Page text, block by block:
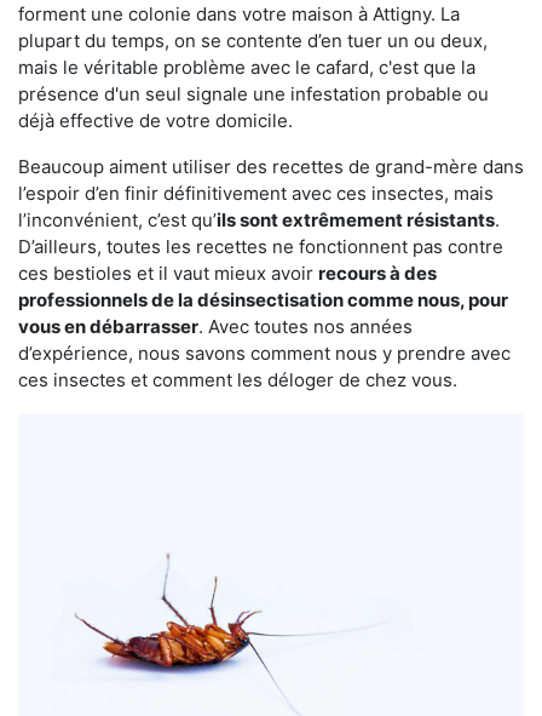
forment une colonie dans votre maison à Attigny. La
plupart du temps, on se contente d’en tuer un ou deux,
mais le véritable problème avec le cafard, c'est que la
présence d'un seul signale une infestation probable ou
déjà effective de votre domicile.
Beaucoup aiment utiliser des recettes de grand-mère dans
l’espoir d’en finir définitivement avec ces insectes, mais
l’inconvénient, c’est qu’ils sont extrêmement résistants.
D’ailleurs, toutes les recettes ne fonctionnent pas contre
ces bestioles et il vaut mieux avoir recours à des
professionnels de la désinsectisation comme nous, pour
vous en débarrasser. Avec toutes nos années
d’expérience, nous savons comment nous y prendre avec
ces insectes et comment les déloger de chez vous.